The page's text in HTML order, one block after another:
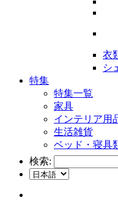
衣
シ
特集
特集一覧
家具
インテリア用
生活雑貨
ベッド・寝具
検索: